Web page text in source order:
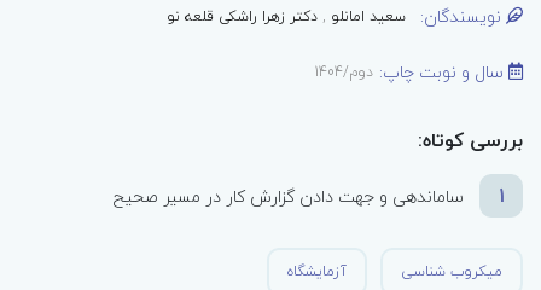
نویسندگان: سعید امانلو ,دکتر زهرا راشکی قلعه نو
سال و نوبت چاپ: دوم/1404
بررسی کوتاه:
1
ساماندهی و جهت دادن گزارش کار در مسیر صحیح
میکروب شناسی آزمایشگاه